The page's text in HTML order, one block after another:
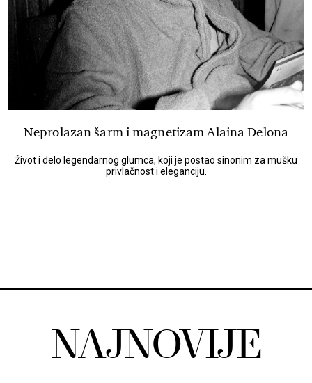
Neprolazan šarm i magnetizam Alaina Delona
Život i delo legendarnog glumca, koji je postao sinonim za mušku
privlačnost i eleganciju.
NAJNOVIJE